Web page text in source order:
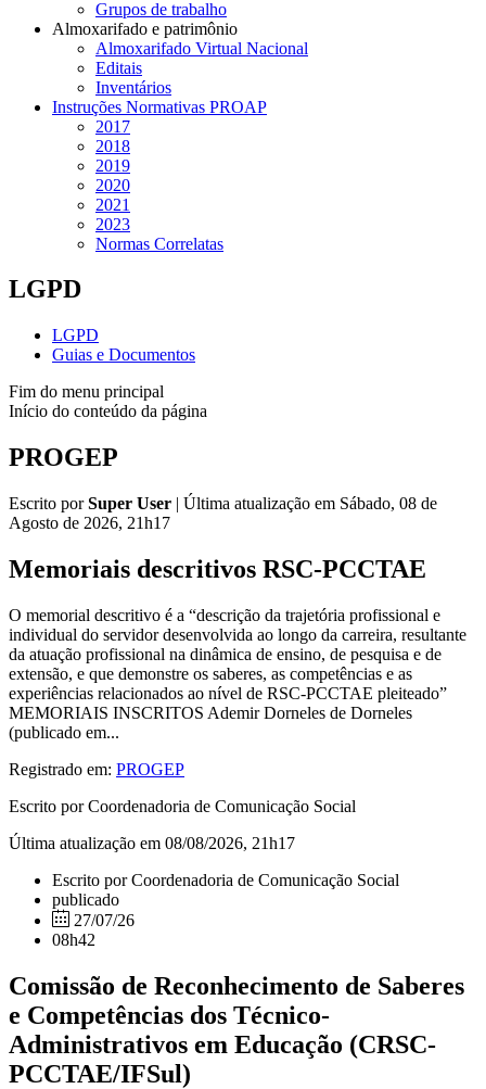
Grupos de trabalho
Almoxarifado e patrimônio
Almoxarifado Virtual Nacional
Editais
Inventários
Instruções Normativas PROAP
2017
2018
2019
2020
2021
2023
Normas Correlatas
LGPD
LGPD
Guias e Documentos
Fim do menu principal
Início do conteúdo da página
PROGEP
Escrito porSuper User | Última atualização em Sábado, 08 de
Agosto de 2026, 21h17
Memoriais descritivos RSC-PCCTAE
O memorial descritivo é a “descrição da trajetória profissional e
individual do servidor desenvolvida ao longo da carreira, resultante
da atuação profissional na dinâmica de ensino, de pesquisa e de
extensão, e que demonstre os saberes, as competências e as
experiências relacionados ao nível de RSC-PCCTAE pleiteado”
MEMORIAIS INSCRITOS Ademir Dorneles de Dorneles
(publicado em...
Registrado em: PROGEP
Escrito por Coordenadoria de Comunicação Social
Última atualização em 08/08/2026, 21h17
Escrito por Coordenadoria de Comunicação Social
publicado
27/07/26
08h42
Comissão de Reconhecimento de Saberes
e Competências dos Técnico-
Administrativos em Educação (CRSC-
PCCTAE/IFSul)